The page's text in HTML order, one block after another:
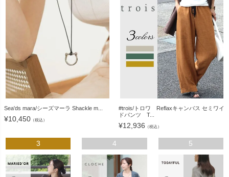
Sea'ds mara/シーズマーラ Shackle m...
¥10,450 （税込）
#trois/トロワ Reflaxキャンバス セミワイ
ドパンツ T...
¥12,936 （税込）
3 4 5